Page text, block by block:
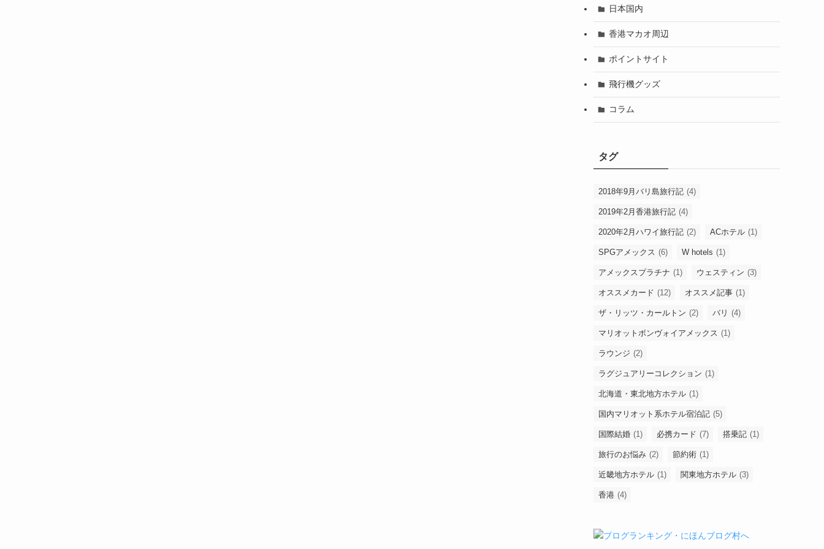
日本国内
香港マカオ周辺
ポイントサイト
飛行機グッズ
コラム
タグ
2018年9月バリ島旅行記 (4)
2019年2月香港旅行記 (4)
2020年2月ハワイ旅行記 (2) ACホテル (1)
SPGアメックス (6) W hotels (1)
アメックスプラチナ (1) ウェスティン (3)
オススメカード (12) オススメ記事 (1)
ザ・リッツ・カールトン (2) バリ (4)
マリオットボンヴォイアメックス (1)
ラウンジ (2)
ラグジュアリーコレクション (1)
北海道・東北地方ホテル (1)
国内マリオット系ホテル宿泊記 (5)
国際結婚 (1) 必携カード (7) 搭乗記 (1)
旅行のお悩み (2) 節約術 (1)
近畿地方ホテル (1) 関東地方ホテル (3)
香港 (4)